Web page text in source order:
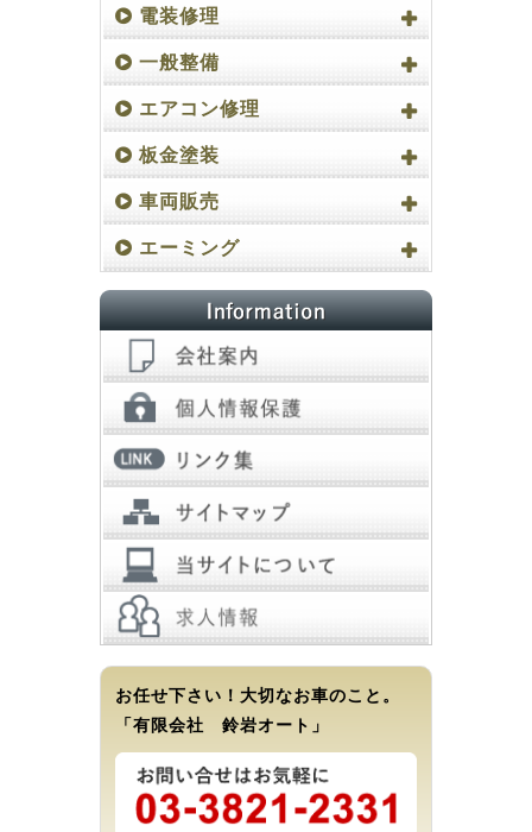
電装修理
一般整備
エアコン修理
板金塗装
車両販売
エーミング
お任せ下さい！大切なお車のこと。
「有限会社 鈴岩オート」